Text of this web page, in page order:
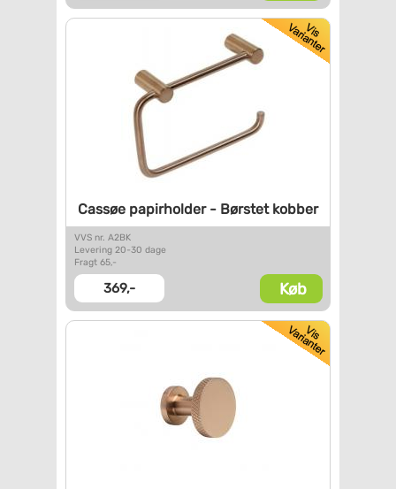
Cassøe papirholder - Børstetkobber
VVS nr. A2BK
Levering 20-30 dage
Fragt 65,-
369,- Køb